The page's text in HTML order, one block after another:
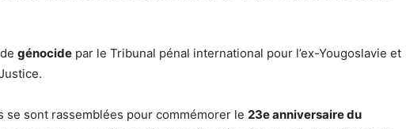
génocide par le Tribunal pénal international pour l’ex-Yougoslavie et
se sont rassemblées pour commémorer le 23e anniversaire du